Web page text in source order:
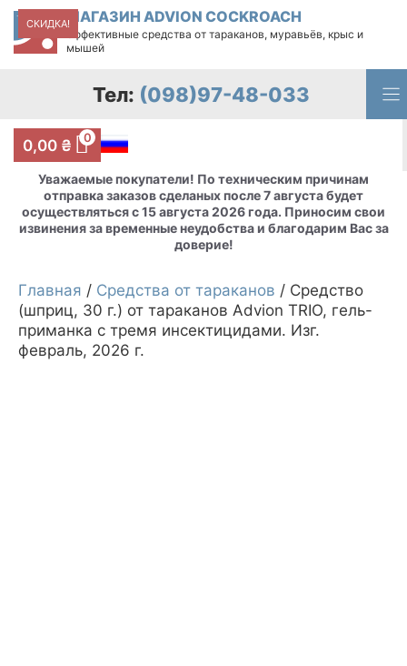
Перейти
содержимому
МАГАЗИН ADVION COCKROACH
Эффективные средства от тараканов, муравьёв, крыс и
мышей
Тел: (098)97-48-033
0,00 ₴ 0
Уважаемые покупатели! По техническим причинам
отправка заказов сделаных после 7 августа будет
осуществляться с 15 августа 2026 года. Приносим свои
извинения за временные неудобства и благодарим Вас за
доверие!
Главная / Средства от тараканов / Средство
(шприц, 30 г.) от тараканов Advion TRIO, гель-
приманка с тремя инсектицидами. Изг.
февраль, 2026 г.
СКИДКА!